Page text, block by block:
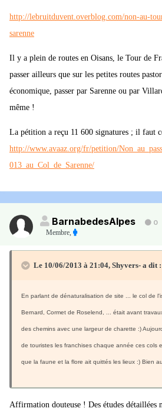
http://lebruitduvent.overblog.com/non-au-
sarenne
Il y a plein de routes en Oisans, le Tour de
passer ailleurs que sur les petites routes
économique, passer par Sarenne ou par
même !
La pétition a reçu 11 600 signatures ; il faut
http://www.avaaz.org/fr/petition/
013_au_Col_de_Sarenne/
BarnabedesAlpes
0
Membre,
Le 10/06/2013 à 21:04, Shyvers- a dit :
En parlant de dénaturalisation de site ... le col de
Bernard, Cormet de Roselend, ... était avant
des chemins avec une largeur de charette :)
de touristes les franchises chaque année ces cols
que la faune et la flore ait quittés les lieux :) Bien
Affirmation douteuse ! Des études détaillées